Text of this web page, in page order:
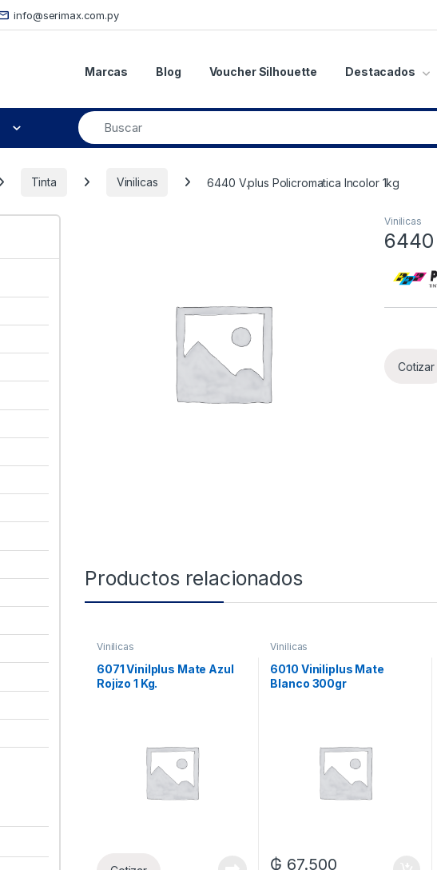
info@serimax.com.py
Marcas Blog Voucher Silhouette Destacados
Tinta Vinilicas 6440 V.plus Policromatica Incolor 1kg
Vinilicas
6440
Cotizar
Productos relacionados
Vinilicas
6071 Vinilplus Mate Azul
Rojizo 1 Kg.
Vinilicas
6010 Viniliplus Mate
Blanco 300gr
₲ 67.500